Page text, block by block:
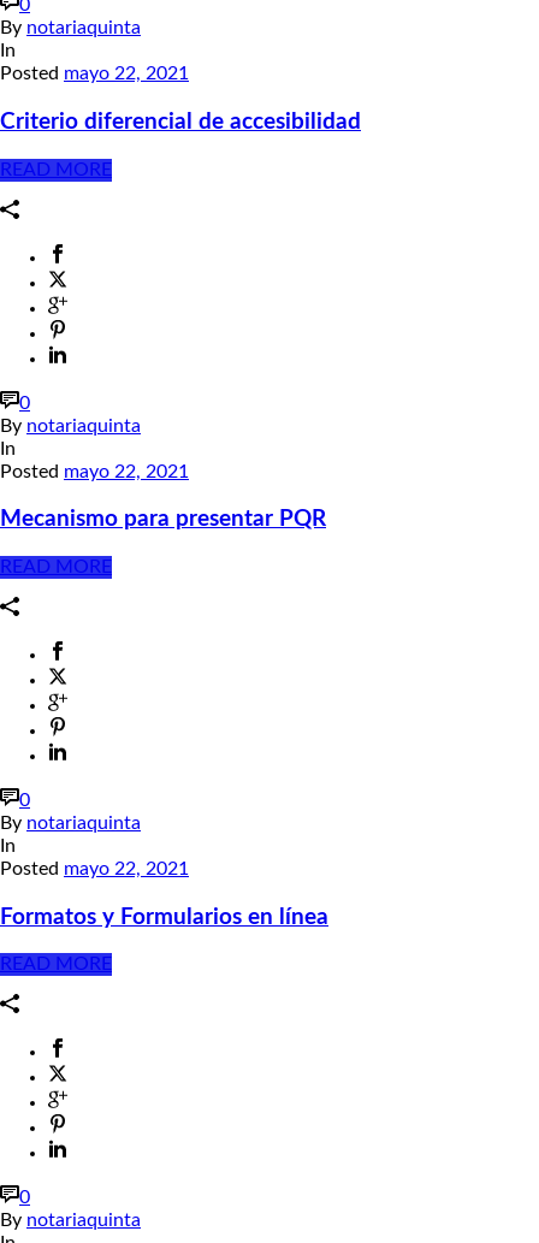
0
By notariaquinta
In
Posted mayo 22, 2021
Criterio diferencial de accesibilidad
READ MORE
0
By notariaquinta
In
Posted mayo 22, 2021
Mecanismo para presentar PQR
READ MORE
0
By notariaquinta
In
Posted mayo 22, 2021
Formatos y Formularios en línea
READ MORE
0
By notariaquinta